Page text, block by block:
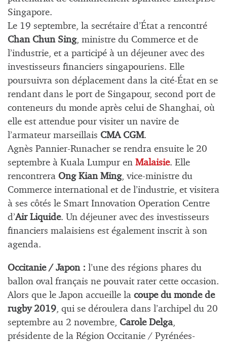
Singapore.
Le 19 septembre, la secrétaire d’État a rencontré
Chan Chun Sing, ministre du Commerce et de
l’industrie, et a participé à un déjeuner avec des
investisseurs financiers singapouriens. Elle
poursuivra son déplacement dans la cité-État en se
rendant dans le port de Singapour, second port de
conteneurs du monde après celui de Shanghai, où
elle est attendue pour visiter un navire de
l’armateur marseillais CMA CGM.
Agnès Pannier-Runacher se rendra ensuite le 20
septembre à Kuala Lumpur en Malaisie. Elle
rencontrera Ong Kian Ming, vice-ministre du
Commerce international et de l’industrie, et visitera
à ses côtés le Smart Innovation Operation Centre
d’Air Liquide. Un déjeuner avec des investisseurs
financiers malaisiens est également inscrit à son
agenda.
Occitanie / Japon : l’une des régions phares du
ballon oval français ne pouvait rater cette occasion.
Alors que le Japon accueille la coupe du monde de
rugby 2019, qui se déroulera dans l’archipel du 20
septembre au 2 novembre, Carole Delga,
présidente de la Région Occitanie / Pyrénées-